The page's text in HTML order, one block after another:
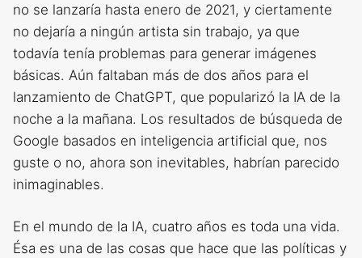
no se lanzaría hasta enero de 2021, y ciertamente
no dejaría a ningún artista sin trabajo, ya que
todavía tenía problemas para generar imágenes
básicas. Aún faltaban más de dos años para el
lanzamiento de ChatGPT, que popularizó la IA de la
noche a la mañana. Los resultados de búsqueda de
Google basados ​​en inteligencia artificial que, nos
guste o no, ahora son inevitables, habrían parecido
inimaginables.
En el mundo de la IA, cuatro años es toda una vida.
Ésa es una de las cosas que hace que las políticas y